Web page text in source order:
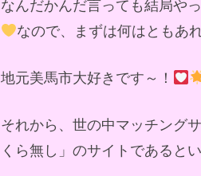
なんだかんだ言っても結局や
なので、まずは何はともあ
地元美馬市大好きです～！
それから、世の中マッチング
くら無し」のサイトであると